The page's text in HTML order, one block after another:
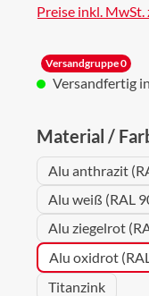
Preise inkl. MwSt.
Versandgruppe 0
Versandfertig
Material /
Alu anthrazit
Alu weiß (RAL
Alu ziegelrot
Alu oxidrot
Titanzink